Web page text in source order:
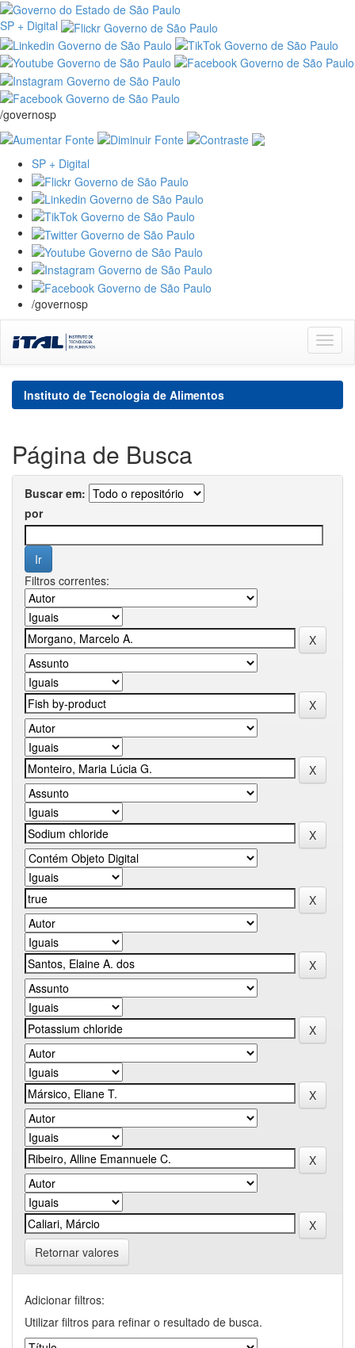
SP + Digital
/governosp
SP + Digital
/governosp
navigation
Instituto de Tecnologia de Alimentos
Página de Busca
Buscar em:
por
Filtros correntes:
Retornar valores
Adicionar filtros:
Utilizar filtros para refinar o resultado de busca.